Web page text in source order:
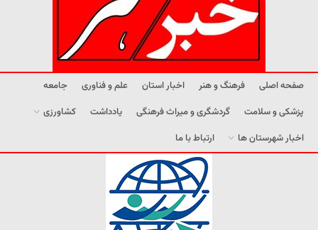
صفحه اصلی فرهنگ و هنر اخبار استان علم و فناوری
جامعه
پزشکی و سلامت
گردشگری و میراث فرهنگی یادداشت
کشاورزی
اخبار شهرستان ها
ارتباط با ما